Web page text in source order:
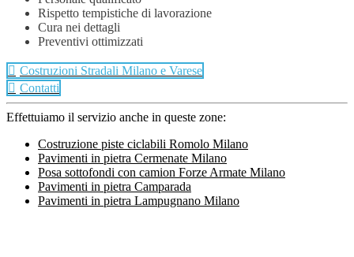
Rispetto tempistiche di lavorazione
Cura nei dettagli
Preventivi ottimizzati
Costruzioni Stradali Milano e Varese
Contatti
Effettuiamo il servizio anche in queste zone:
Costruzione piste ciclabili Romolo Milano
Pavimenti in pietra Cermenate Milano
Posa sottofondi con camion Forze Armate Milano
Pavimenti in pietra Camparada
Pavimenti in pietra Lampugnano Milano